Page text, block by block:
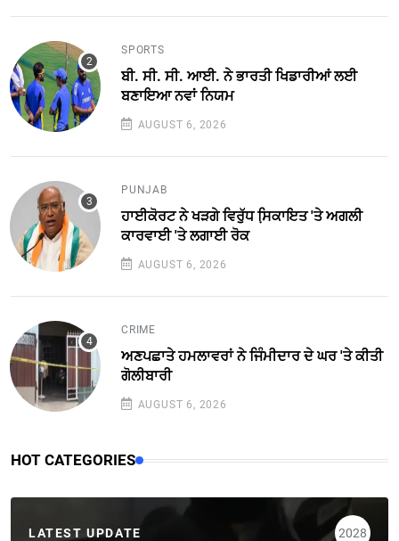
SPORTS
ਬੀ. ਸੀ. ਸੀ. ਆਈ. ਨੇ ਭਾਰਤੀ ਖਿਡਾਰੀਆਂ ਲਈ
ਬਣਾਇਆ ਨਵਾਂ ਨਿਯਮ
AUGUST 6, 2026
PUNJAB
ਹਾਈਕੋਰਟ ਨੇ ਖੜਗੇ ਵਿਰੁੱਧ ਸਿ਼ਕਾਇਤ 'ਤੇ ਅਗਲੀ
ਕਾਰਵਾਈ 'ਤੇ ਲਗਾਈ ਰੋਕ
AUGUST 6, 2026
CRIME
ਅਣਪਛਾਤੇ ਹਮਲਾਵਰਾਂ ਨੇ ਜਿੰਮੀਦਾਰ ਦੇ ਘਰ 'ਤੇ ਕੀਤੀ
ਗੋਲੀਬਾਰੀ
AUGUST 6, 2026
HOT CATEGORIES
LATEST UPDATE 2028